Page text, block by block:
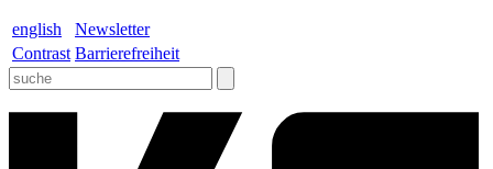
english
Newsletter
Contrast Barrierefreiheit